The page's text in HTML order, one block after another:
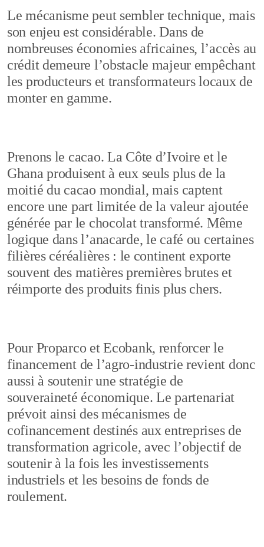
Le mécanisme peut sembler technique, mais
son enjeu est considérable. Dans de
nombreuses économies africaines, l’accès au
crédit demeure l’obstacle majeur empêchant
les producteurs et transformateurs locaux de
monter en gamme.
Prenons le cacao. La Côte d’Ivoire et le
Ghana produisent à eux seuls plus de la
moitié du cacao mondial, mais captent
encore une part limitée de la valeur ajoutée
générée par le chocolat transformé. Même
logique dans l’anacarde, le café ou certaines
filières céréalières : le continent exporte
souvent des matières premières brutes et
réimporte des produits finis plus chers.
Pour Proparco et Ecobank, renforcer le
financement de l’agro-industrie revient donc
aussi à soutenir une stratégie de
souveraineté économique. Le partenariat
prévoit ainsi des mécanismes de
cofinancement destinés aux entreprises de
transformation agricole, avec l’objectif de
soutenir à la fois les investissements
industriels et les besoins de fonds de
roulement.